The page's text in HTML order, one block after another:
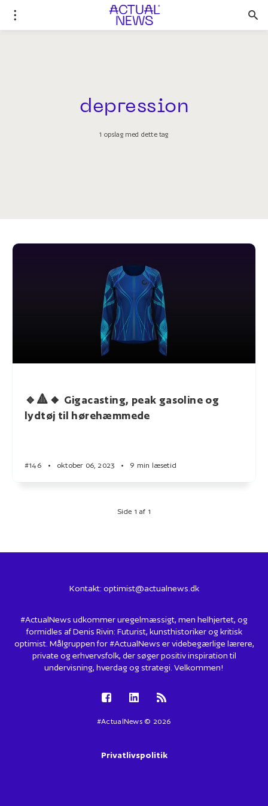
depression
1 opslag med dette tag
🔹🔺🔸 Gigacasting, peak gasoline og
lydtøj til hørehæmmede
#146 • oktober 06, 2023 • 9 min læsetid
Side 1 af 1
Kontakt: optimist@actualnews.dk
#ActualNews udkommer uregelmæssigt, men helhjertet, og
formidles af Denis Rivin: Futurist, kunsthistoriker og kritisk
optimist. Målgruppen for #ActualNews er videbegærlige lærere,
private og erhvervsfolk, der søger positiv inspiration til
undervisning, hverdag og strategi. Velkommen!
#ActualNews © 2026
Privatlivspolitik